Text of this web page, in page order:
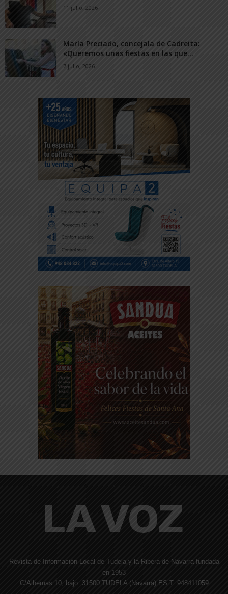
11 julio, 2026
María Preciado, concejala de Cadreita:
«Queremos unas fiestas en las que...
7 julio, 2026
Revista de Información Local de Tudela y la Ribera de Navarra fundada
en 1953
C/Alhemas 10, bajo. 31500 TUDELA (Navarra) ES T. 948411059